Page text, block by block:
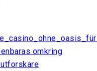
omkring